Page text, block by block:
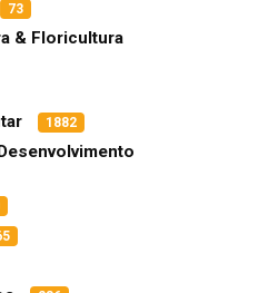
73
& Floricultura
1882